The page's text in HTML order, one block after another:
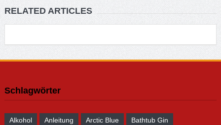
RELATED ARTICLES
Schlagwörter
Alkohol Anleitung Arctic Blue Bathtub Gin